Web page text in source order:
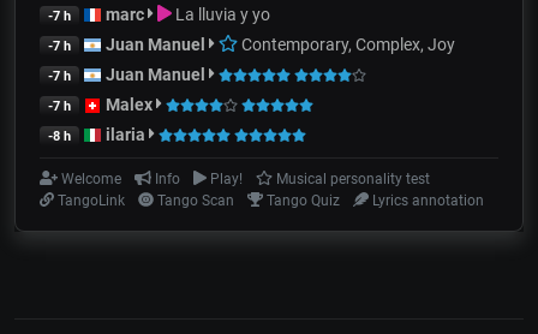
-7 h marc La lluvia y yo
-7 h Juan Manuel Contemporary, Complex, Joy
-7 h Juan Manuel
-7 h Malex
-8 h ilaria
Welcome Info Play!
Musical personality test
TangoLink
Tango Scan Tango Quiz Lyrics annotation